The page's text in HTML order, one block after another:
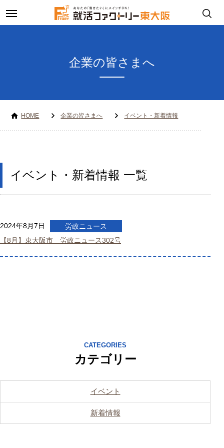
toggle
navigation
企業の皆さまへ
HOME 企業の皆さまへ イベント・新着情報
イベント・新着情報 一覧
2024年8月7日
労政ニュース
【8月】東大阪市 労政ニュース302号
CATEGORIES
カテゴリー
イベント
新着情報